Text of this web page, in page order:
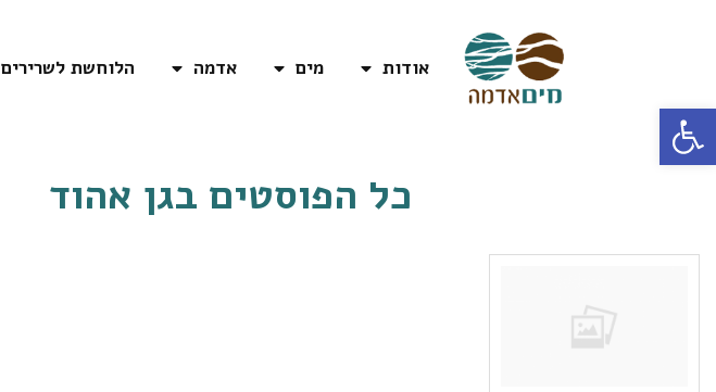
פתח סרגל נגישות
אודות מים אדמה הלוחשת לשרירים
כל הפוסטים בגן אהוד